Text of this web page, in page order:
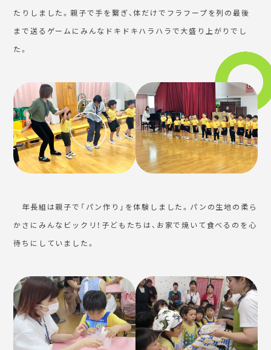
たりしました。親子で手を繋ぎ、体だけでフラフープを列の最後
まで送るゲームにみんなドキドキハラハラで大盛り上がりでし
た。
年長組は親子で「パン作り」を体験しました。パンの生地の柔ら
かさにみんなビックリ！子どもたちは、お家で焼いて食べるのを心
待ちにしていました。